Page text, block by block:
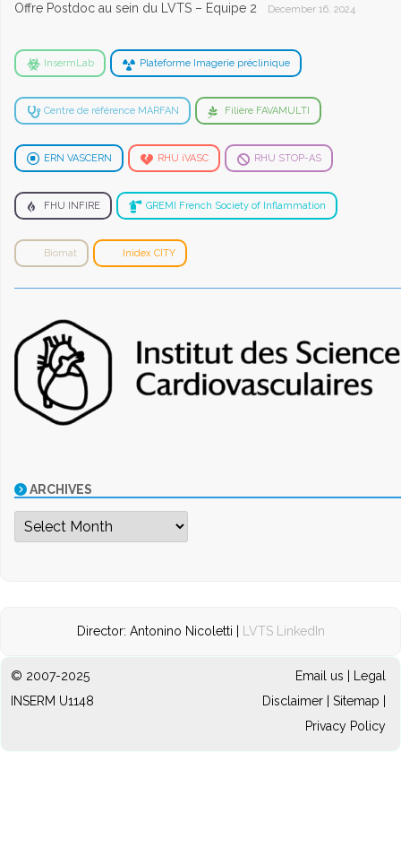
Offre Postdoc au sein du LVTS – Equipe 2 December 16, 2024
InsermLab Plateforme Imagerie préclinique
Centre de référence MARFAN Filière FAVAMULTI
ERN VASCERN RHU iVASC RHU STOP-AS
FHU INFIRE GREMI French Society of Inflammation
Biomat Inidex CITY
ARCHIVES
Archives
Director: Antonino Nicoletti | LVTS LinkedIn
© 2007-2025
INSERM U1148
Email us
Legal
Disclaimer| Sitemap
Privacy Policy